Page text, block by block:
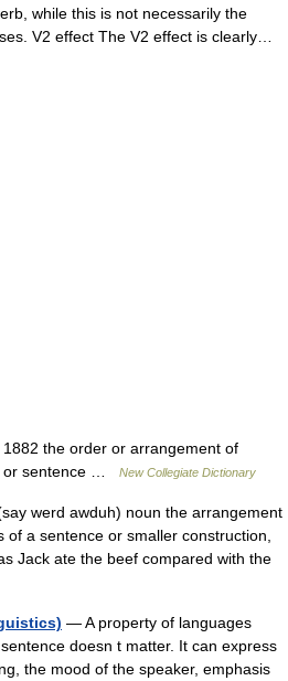
while this is not necessarily the
V2 effect The V2 effect is clearly…
the order or arrangement of
or sentence …
New Collegiate Dictionary
werd awduh) noun the arrangement
of a sentence or smaller construction,
Jack ate the beef compared with the
— A property of languages
doesn t matter. It can express
the mood of the speaker, emphasis